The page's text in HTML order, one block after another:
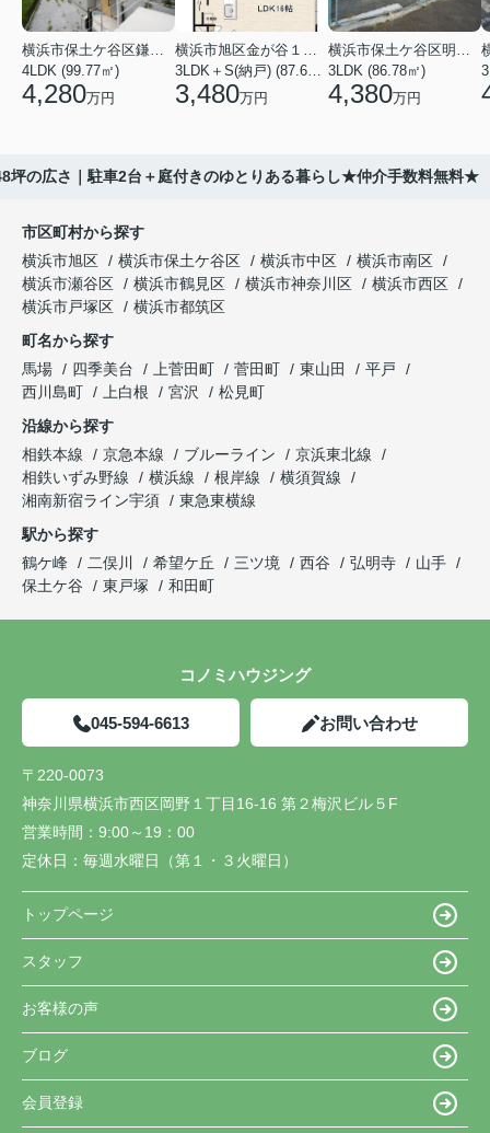
4LDK (99.77㎡)
4,280万円 3,480万円
3LDK (86.78㎡)
4,380万円
坪の広さ｜駐車2台＋庭付きのゆとりある暮らし★仲介手数料無料★
市区町村から探す
横浜市旭区
横浜市保土ケ谷区 横浜市中区
横浜市南区
横浜市瀬谷区
横浜市鶴見区 横浜市神奈川区
横浜市西区
横浜市戸塚区
横浜市都筑区
町名から探す
馬場
四季美台 上菅田町 菅田町 東山田
平戸
西川島町
上白根 宮沢
松見町
沿線から探す
相鉄本線
京急本線 ブルーライン
京浜東北線
相鉄いずみ野線
横浜線 根岸線
横須賀線
湘南新宿ライン宇須
東急東横線
駅から探す
鶴ケ峰
二俣川 希望ケ丘 三ツ境 西谷 弘明寺
山手
保土ケ谷
東戸塚 和田町
コノミハウジング
045-594-6613 お問い合わせ
〒220-0073
神奈川県横浜市西区岡野１丁目16-16 第２梅沢ビル５F
営業時間： 9:00～19：00
定休日： 毎週水曜日（第１・３火曜日）
トップページ
スタッフ
お客様の声
ブログ
会員登録